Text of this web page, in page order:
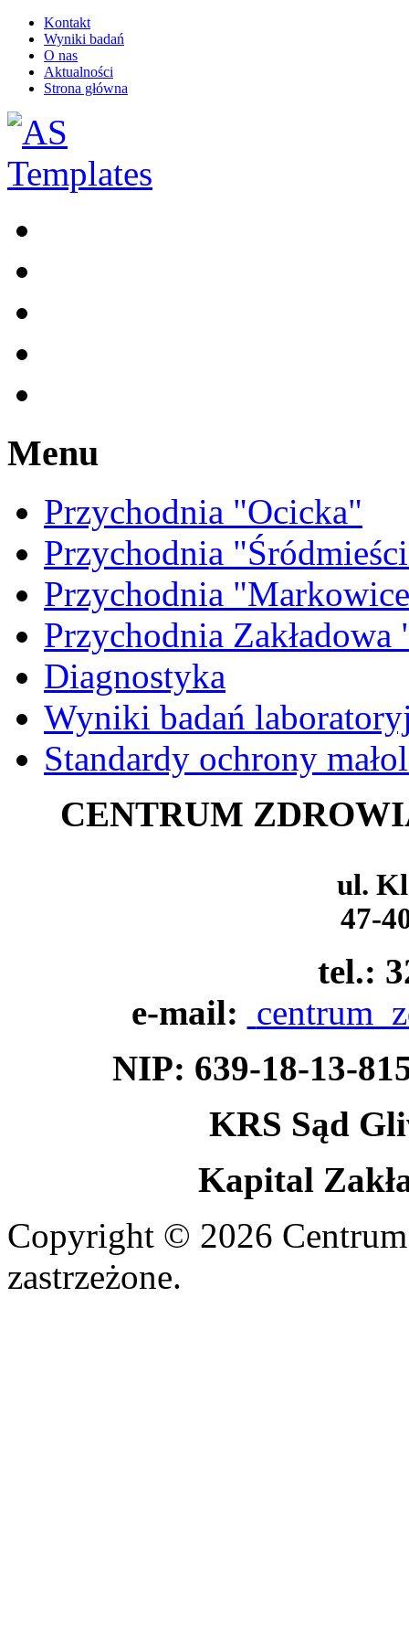
Kontakt
Wyniki badań
O nas
Aktualności
Strona główna
Menu
Przychodnia "Ocicka"
Przychodnia
Przychodnia
Przychodnia
Diagnostyka
Wyniki badań
Standardy ochrony
CENTRUM
ul.
47-
tel.:
e-mail:
NIP: 639-18-13-
KRS Sąd
Kapital
Copyright © 2026
zastrzeżone.